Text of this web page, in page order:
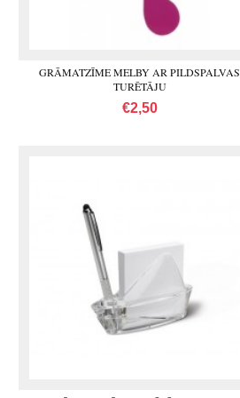
GRĀMATZĪME MELBY AR PILDSPALVAS
TURĒTĀJU
€2,50